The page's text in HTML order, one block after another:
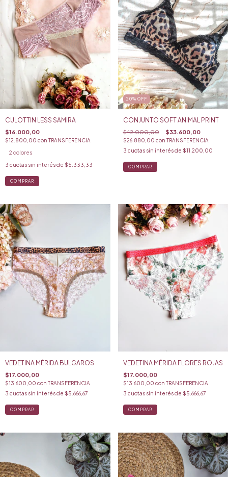
CULOTTIN LESS SAMIRA
$16.000,00
$12.800,00 con TRANSFERENCIA
2 colores
3 cuotas sin interés de $5.333,33
COMPRAR
20% OFF
CONJUNTO SOFT ANIMAL PRINT
$42.000,00 $33.600,00
$26.880,00 con TRANSFERENCIA
3 cuotas sin interés de $11.200,00
COMPRAR
VEDETINA MÉRIDA BULGAROS
$17.000,00
$13.600,00 con TRANSFERENCIA
3 cuotas sin interés de $5.666,67
COMPRAR
VEDETINA MÉRIDA FLORES ROJAS
$17.000,00
$13.600,00 con TRANSFERENCIA
3 cuotas sin interés de $5.666,67
COMPRAR